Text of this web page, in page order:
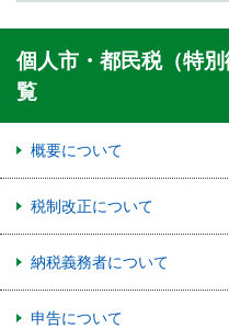
個人市・都民税（特
覧
概要について
税制改正について
納税義務者について
申告について